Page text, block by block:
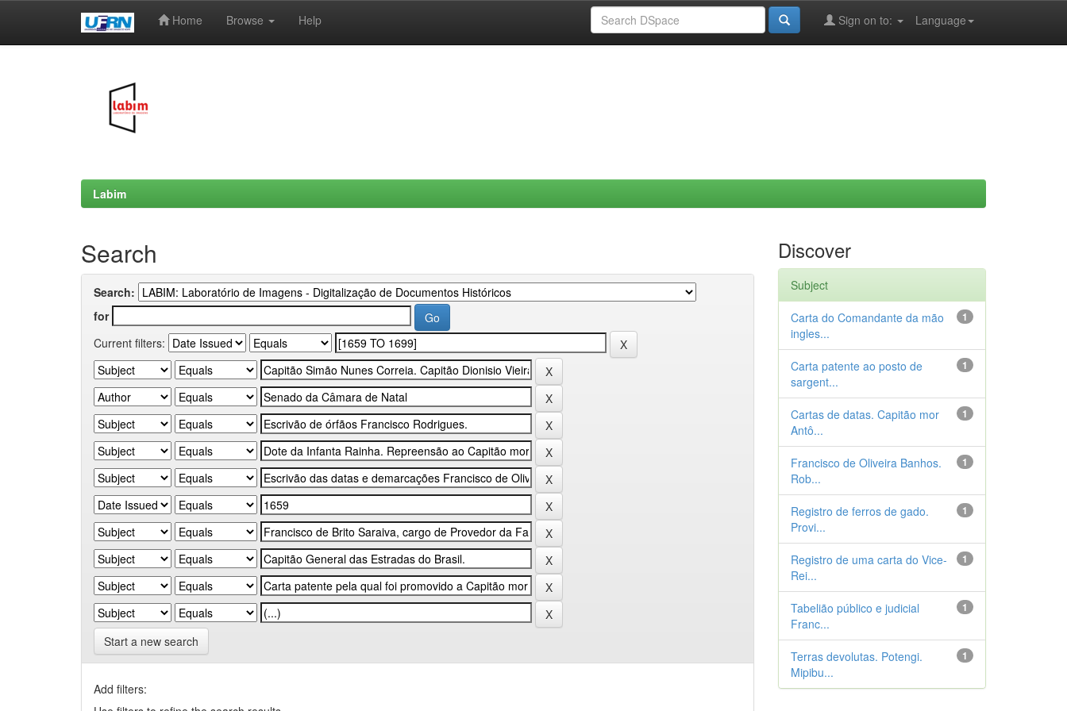
Home Browse Help Language
Sign on to:
Labim
Search
Search:
for
Current filters:
Start a new search
Add filters:
Discover
Subject
1
Carta do Comandante da mão
ingles...
1
Carta patente ao posto de
sargent...
1
Cartas de datas. Capitão mor
Antô...
1
Francisco de Oliveira Banhos.
Rob...
1
Registro de ferros de gado.
Provi...
1
Registro de uma carta do Vice-
Rei...
1
Tabelião público e judicial
Franc...
1
Terras devolutas. Potengi.
Mipibu...